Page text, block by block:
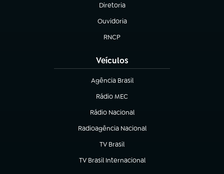
Diretoria
(abre em nova aba)
Ouvidoria
(abre em nova aba)
RNCP
(abre em nova aba)
Veículos
Agência Brasil
(abre em nova aba)
Rádio MEC
(abre em nova aba)
Rádio Nacional
Radioagência Nacional
(abre em nova aba)
TV Brasil
(abre em nova aba)
TV Brasil Internacional
(abre em nova aba)